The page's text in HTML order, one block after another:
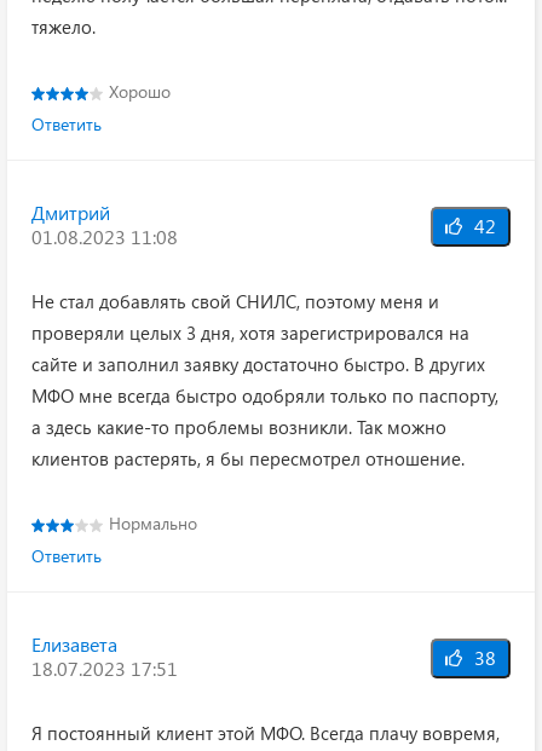
тяжело.
Хорошо
Ответить
Дмитрий
01.08.2023 11:08
42
Не стал добавлять свой СНИЛС, поэтому меня и
проверяли целых 3 дня, хотя зарегистрировался на
сайте и заполнил заявку достаточно быстро. В других
МФО мне всегда быстро одобряли только по паспорту,
а здесь какие-то проблемы возникли. Так можно
клиентов растерять, я бы пересмотрел отношение.
Нормально
Ответить
Елизавета
18.07.2023 17:51
38
Я постоянный клиент этой МФО. Всегда плачу вовремя,